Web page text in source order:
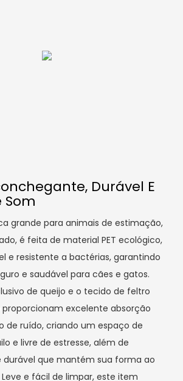
Durável E
Som
grande para animais de estimação,
é feita de material PET ecológico,
e resistente a bactérias, garantindo
e saudável para cães e gatos.
de queijo e o tecido de feltro
excelente absorção
de ruído, criando um espaço de
e livre de estresse, além de
que mantém sua forma ao
e fácil de limpar, este item